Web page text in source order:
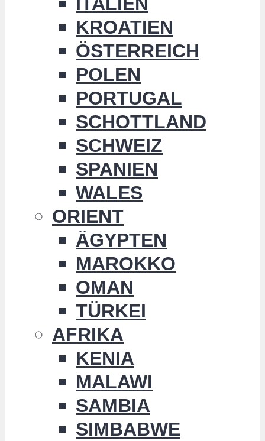
KROATIEN
ÖSTERREICH
POLEN
PORTUGAL
SCHOTTLAND
SCHWEIZ
SPANIEN
WALES
ORIENT
ÄGYPTEN
MAROKKO
OMAN
TÜRKEI
AFRIKA
KENIA
MALAWI
SAMBIA
SIMBABWE